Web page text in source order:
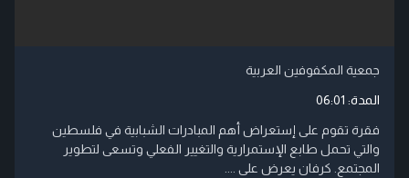
جمعية المكفوفين العربية
المدة: 06:01
فقرة تقوم على إستعراض أهم المبادرات الشبابية في فلسطين
والتي تحمل طابع الإستمرارية والتغيير الفعلي وتسعى لتطوير
المجتمع. كرفان يعرض على ....